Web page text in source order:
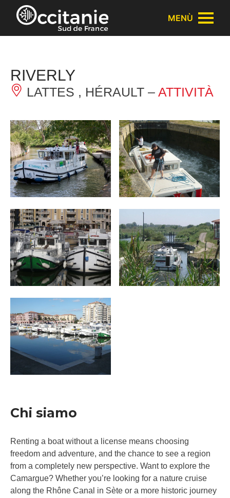
Pannello di gestione dei cookies
MENÙ
RIVERLY
LATTES , HÉRAULT – ATTIVITÀ
Chi siamo
Renting a boat without a license means choosing
freedom and adventure, and the chance to see a region
from a completely new perspective. Want to explore the
Camargue? Whether you’re looking for a nature cruise
along the Rhône Canal in Sète or a more historic journey